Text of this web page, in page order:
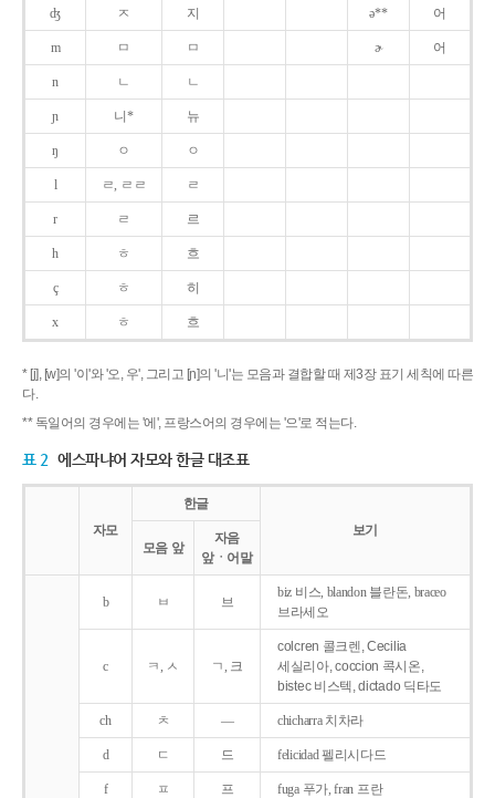
ʤ ㅈ 지 ə** 어
m ㅁ ㅁ ɚ 어
n ㄴ ㄴ
ɲ 니* 뉴
ŋ ㅇ ㅇ
l ㄹ, ㄹㄹ ㄹ
r ㄹ 르
h ㅎ 흐
ç ㅎ 히
x ㅎ 흐
* [j], [w]의 '이'와 '오, 우', 그리고 [ɲ]의 '니'는 모음과 결합할 때 제3장 표기 세칙에 따른
다.
** 독일어의 경우에는 '에', 프랑스어의 경우에는 '으'로 적는다.
표 2 에스파냐어 자모와 한글 대조표
자모
한글
보기
모음 앞
자음
앞ㆍ어말
b ㅂ 브
biz 비스, blandon 블란돈, braceo
브라세오
c ㅋ, ㅅ ㄱ, 크
colcren 콜크렌, Cecilia
세실리아, coccion 콕시온,
bistec 비스텍, dictado 딕타도
ch ㅊ ― chicharra 치차라
d ㄷ 드 felicidad 펠리시다드
f ㅍ 프 fuga 푸가, fran 프란